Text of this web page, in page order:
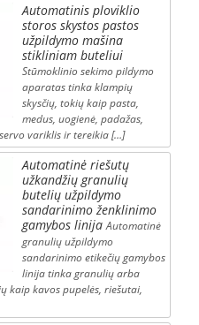
Automatinis ploviklio
storos skystos pastos
užpildymo mašina
stikliniam buteliui
Stūmoklinio sekimo pildymo
aparatas tinka klampių
skysčių, tokių kaip pasta,
medus, uogienė, padažas,
variklis ir tereikia […]
Automatinė riešutų
užkandžių granulių
butelių užpildymo
sandarinimo ženklinimo
gamybos linija Automatinė
granulių užpildymo
sandarinimo etikečių gamybos
linija tinka granulių arba
kaip kavos pupelės, riešutai,